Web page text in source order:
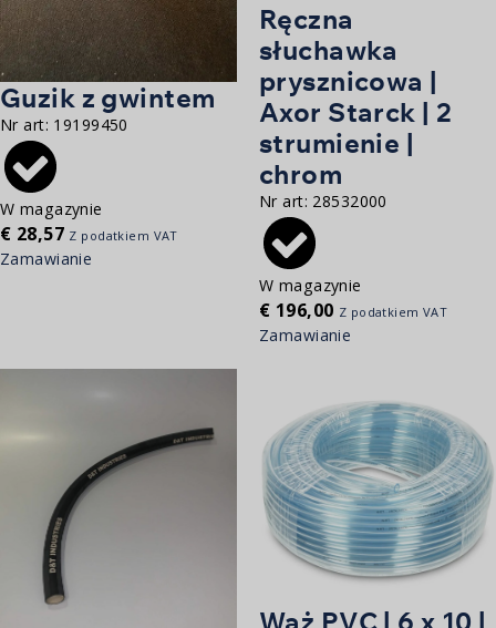
Guzik z gwintem
Nr art: 19199450
W magazynie
€ 28,57 Z podatkiem VAT
Zamawianie
Ręczna
słuchawka
prysznicowa |
Axor Starck | 2
strumienie |
chrom
Nr art: 28532000
W magazynie
€ 196,00 Z podatkiem VAT
Zamawianie
Wąż PVC | 6 x 10 |